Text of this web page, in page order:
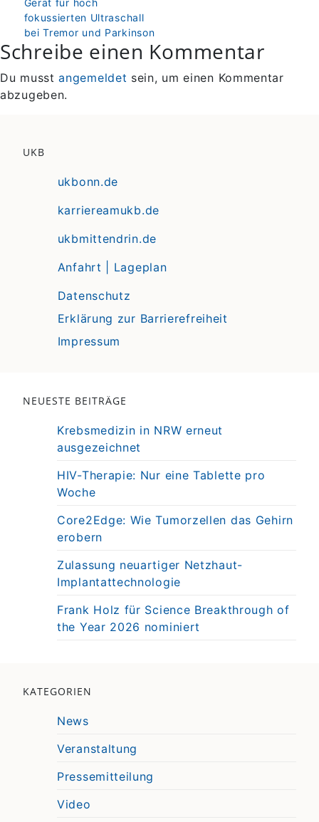
Gerät für hoch
fokussierten Ultraschall
bei Tremor und Parkinson
Schreibe einen Kommentar
Du musstangemeldet sein, um einen Kommentar
abzugeben.
UKB
ukbonn.de
karriereamukb.de
ukbmittendrin.de
Anfahrt | Lageplan
Datenschutz
Erklärung zur Barrierefreiheit
Impressum
NEUESTE BEITRÄGE
Krebsmedizin in NRW erneut
ausgezeichnet
HIV-Therapie: Nur eine Tablette pro
Woche
Core2Edge: Wie Tumorzellen das Gehirn
erobern
Zulassung neuartiger Netzhaut-
Implantattechnologie
Frank Holz für Science Breakthrough of
the Year 2026 nominiert
KATEGORIEN
News
Veranstaltung
Pressemitteilung
Video